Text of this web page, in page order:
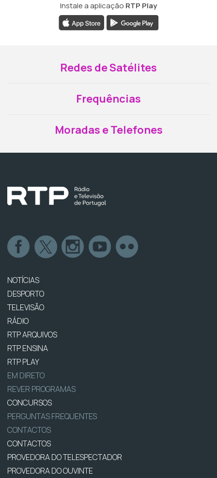
Instale a aplicação RTP Play
Redes de Satélites
Frequências
Moradas e Telefones
NOTÍCIAS
DESPORTO
TELEVISÃO
RÁDIO
RTP ARQUIVOS
RTP ENSINA
RTP PLAY
EM DIRETO
REVER PROGRAMAS
CONCURSOS
PERGUNTAS FREQUENTES
CONTACTOS
CONTACTOS
PROVEDORA DO TELESPECTADOR
PROVEDORA DO OUVINTE